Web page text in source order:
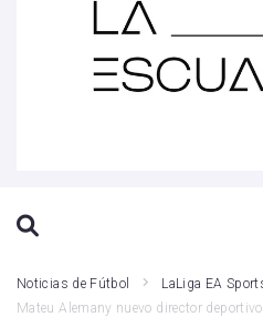
Noticias de Fútbol LaLiga EA
Mateu Alemany nuevo director